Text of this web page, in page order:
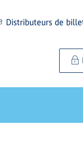
Distributeurs de